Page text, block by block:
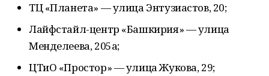
ТЦ «Планета» — улица Энтузиастов, 20;
Лайфстайл-центр «Башкирия» — улица
Менделеева, 205а;
ЦТиО «Простор» — улица Жукова, 29;